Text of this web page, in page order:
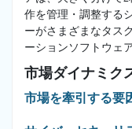
作を管理・調整する
ーがさまざまなタス
ーションソフトウェ
市場ダイナミク
市場を牽引する要